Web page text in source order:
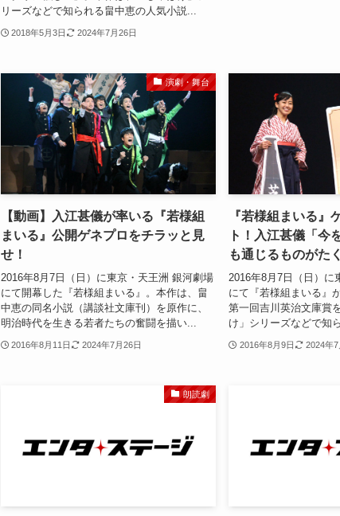
リーズなどで知られる畠中恵の人気小説...
2018年5月3日 2024年7月26日
演劇・舞台
【動画】入江甚儀が率いる『若様組
まいる』公開ゲネプロをチラッと見
せ！
2016年8月7日（日）に東京・天王洲 銀河劇場
にて開幕した『若様組まいる』。本作は、畠
中恵の同名小説（講談社文庫刊）を原作に、
明治時代を生きる若者たちの奮闘を描い...
2016年8月11日 2024年7月26日
『若様組まいる』
ト！入江甚儀「今
も通じるものがた
2016年8月7日（日）に
にて『若様組まいる』
第一回吉川英治文庫賞
け」シリーズなどで知
2016年8月9日 2024年7
朗読劇